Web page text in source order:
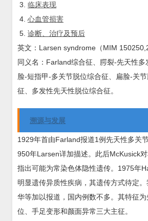
临床表现
心血管损害
诊断、治疗及预后
英文：Larsen syndrome（MIM
同义名：Farland综合征、腭裂-先天性
脸-短指甲-多关节脱位综合征、扁脸-关
征、多发性先天性脱位综合征。
溯源与发展
1929年首由Farland报道1例先天性多关
950年Larsen详加描述。此后McKusick对
指出可能为常染色体隐性遗传。1975年
明显遗传异质性疾病，其遗传方式待定
华等加以报道，国内例数不多。其特征
位、手足变形和颜面异常三大主征。